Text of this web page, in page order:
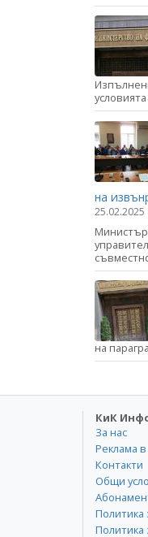
на
25.02.2025
на
КиК
За нас
Реклама
Контакти
Общи
Политика
Политика